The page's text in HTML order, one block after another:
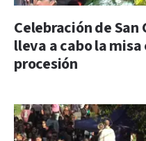
Celebración de San
lleva a cabo la
procesión